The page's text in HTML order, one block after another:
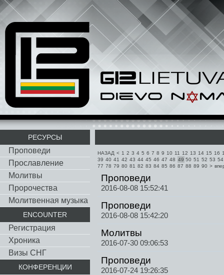
РЕСУРСЫ
Проповеди
Прославление
Молитвы
Пророчества
Молитвенная музыка
ENCOUNTER
Регистрация
Хроника
Визы СНГ
КОНФЕРЕНЦИИ
НАЗАД < 1 2 3 4 5 6 7 8 9 10 11 12 13 14 15 16
39 40 41 42 43 44 45 46 47 48 49 50 51 52 53 54
77 78 79 80 81 82 83 84 85 86 87 88 89 90 >
Проповеди
2016-08-08 15:52:41
Проповеди
2016-08-08 15:42:20
Молитвы
2016-07-30 09:06:53
Проповеди
2016-07-24 19:26:35